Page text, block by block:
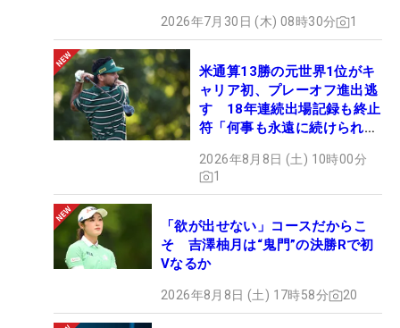
2026年7月30日 (木) 08時30分 1
米通算13勝の元世界1位がキ
ャリア初、プレーオフ進出逃
す 18年連続出場記録も終止
符「何事も永遠に続けられな
2026年8月8日 (土) 10時00分
1
「欲が出せない」コースだからこ
そ 吉澤柚月は“鬼門”の決勝Rで初
Vなるか
2026年8月8日 (土) 17時58分 20